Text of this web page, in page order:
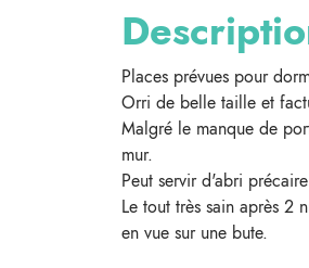
Places prévues pour
Orri de belle taille et
Malgré le manque de
mur.
Peut servir d'abri
Le tout très sain après 2
en vue sur une bute.